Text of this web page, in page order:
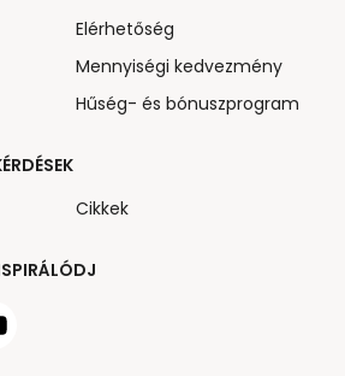
Elérhetőség
Mennyiségi kedvezmény
Hűség- és bónuszprogram
Cikkek